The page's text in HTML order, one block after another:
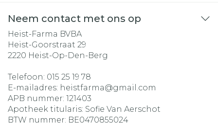
Neem contact met ons op
Heist-Farma BVBA
Heist-Goorstraat 29
2220 Heist-Op-Den-Berg
Telefoon: 015 25 19 78
E-mailadres: heistfarma@gmail.com
APB nummer: 121403
Apotheek titularis: Sofie Van Aerschot
BTW nummer: BE0470855024